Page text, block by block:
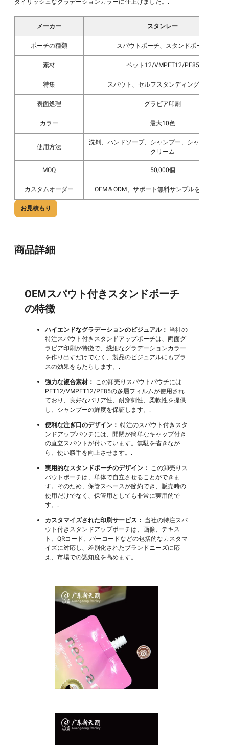
メーカー スタンレー
ポーチの種類 スパウトポーチ、スタンドポーチ
素材 ペット12/VMPET12/PE85
特集 スパウト、セルフスタンディングボトム
表面処理 グラビア印刷
カラー 最大10色
使用方法
洗剤、ハンドソープ、シャンプー、シャワージェ
クリーム
MOQ
50,000個
カスタムオーダー OEM＆ODM、サポート無料サンプルを受け入れ
お見積もり
商品詳細
OEMスパウト付きスタンドポーチ
の特徴
ハイエンドなグラデーションのビジュアル： 当社の
特注スパウト付きスタンドアップポーチは、両面グ
ラビア印刷が特徴で、繊細なグラデーションカラー
を作り出すだけでなく、製品のビジュアルにもプラ
スの効果をもたらします。.
強力な複合素材： この卸売りスパウトパウチには
PET12/VMPET12/PE85の多層フィルムが使用され
ており、良好なバリア性、耐穿刺性、柔軟性を提供
し、シャンプーの鮮度を保証します。.
便利な注ぎ口のデザイン： 特注のスパウト付きスタ
ンドアップパウチには、開閉が簡単なキャップ付き
の直立スパウトが付いています。無駄を省きなが
ら、使い勝手を向上させます。.
実用的なスタンドポーチのデザイン： この卸売りス
パウトポーチは、単体で自立させることができま
す。そのため、保管スペースが節約でき、販売時の
使用だけでなく、保管用としても非常に実用的で
す。.
カスタマイズされた印刷サービス： 当社の特注スパ
ウト付きスタンドアップポーチは、画像、テキス
ト、QRコード、バーコードなどの包括的なカスタマ
イズに対応し、差別化されたブランドニーズに応
え、市場での認知度を高めます。.